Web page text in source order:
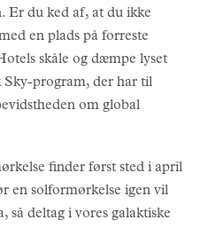
Er du ked af, at du ikke
en plads på forreste
skåle og dæmpe lyset
Sky-program, der har til
om global
finder først sted i april
en solformørkelse igen vil
så deltag i vores galaktiske